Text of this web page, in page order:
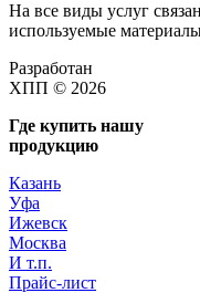
На все виды услуг
используемые
Разработан
ХПП © 2026
Где купить нашу
продукцию
Казань
Уфа
Ижевск
Москва
И т.п.
Прайс-лист